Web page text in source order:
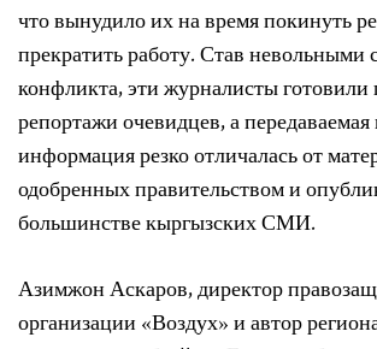
что вынудило их на время покинуть
прекратить работу. Став невольными
конфликта, эти журналисты
репортажи очевидцев, а
информация резко отличалась от
одобренных правительством и
большинстве кыргызских СМИ.
Азимжон Аскаров, директор
организации «Воздух» и автор